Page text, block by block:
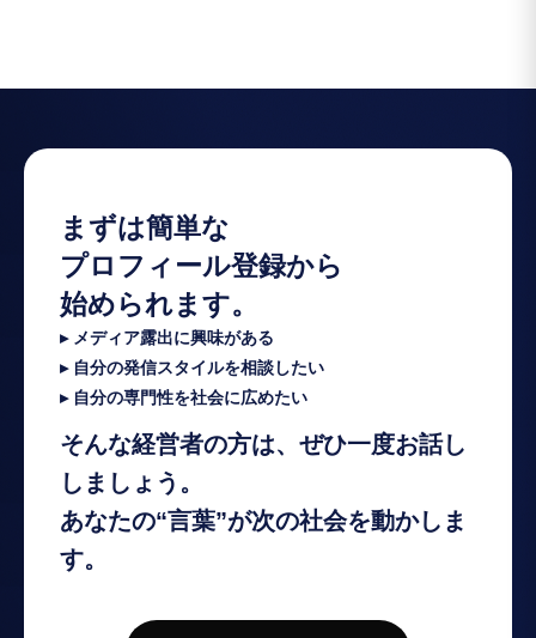
まずは簡単な
プロフィール登録から
始められます。
▸ メディア露出に興味がある
▸ 自分の発信スタイルを相談したい
▸ 自分の専門性を社会に広めたい
そんな経営者の方は、ぜひ一度お話し
しましょう。
あなたの“言葉”が次の社会を動かしま
す。